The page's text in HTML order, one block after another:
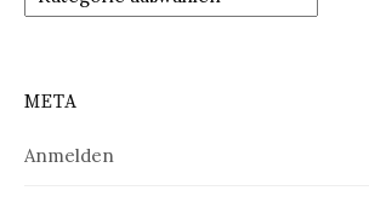
META
Anmelden